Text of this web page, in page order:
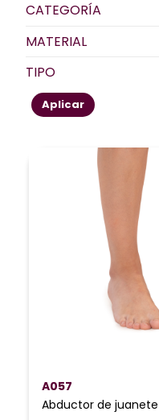
CATEGORÍA
MATERIAL
TIPO
Aplicar
A057
Abductor de